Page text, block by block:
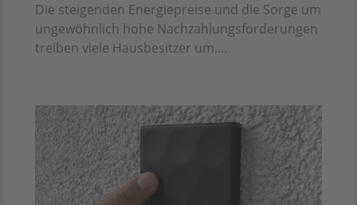
Die steigenden Energiepreise und die Sorge um
ungewöhnlich hohe Nachzahlungsforderungen
treiben viele Hausbesitzer um....